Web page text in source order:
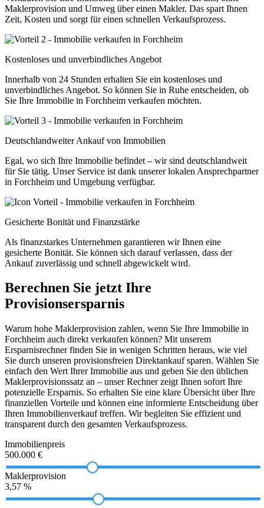
Maklerprovision und Umweg über einen Makler. Das spart Ihnen
Zeit, Kosten und sorgt für einen schnellen Verkaufsprozess.
Kostenloses und unverbindliches Angebot
Innerhalb von 24 Stunden erhalten Sie ein kostenloses und
unverbindliches Angebot. So können Sie in Ruhe entscheiden, ob
Sie Ihre Immobilie in Forchheim verkaufen möchten.
Deutschlandweiter Ankauf von Immobilien
Egal, wo sich Ihre Immobilie befindet – wir sind deutschlandweit
für Sie tätig. Unser Service ist dank unserer lokalen Ansprechpartner
in Forchheim und Umgebung verfügbar.
Gesicherte Bonität und Finanzstärke
Als finanzstarkes Unternehmen garantieren wir Ihnen eine
gesicherte Bonität. Sie können sich darauf verlassen, dass der
Ankauf zuverlässig und schnell abgewickelt wird.
Berechnen Sie jetzt Ihre
Provisionsersparnis
Warum hohe Maklerprovision zahlen, wenn Sie Ihre Immobilie in
Forchheim auch direkt verkaufen können? Mit unserem
Ersparnisrechner finden Sie in wenigen Schritten heraus, wie viel
Sie durch unseren provisionsfreien Direktankauf sparen. Wählen Sie
einfach den Wert Ihrer Immobilie aus und geben Sie den üblichen
Maklerprovisionssatz an – unser Rechner zeigt Ihnen sofort Ihre
potenzielle Ersparnis. So erhalten Sie eine klare Übersicht über Ihre
finanziellen Vorteile und können eine informierte Entscheidung über
Ihren Immobilienverkauf treffen. Wir begleiten Sie effizient und
transparent durch den gesamten Verkaufsprozess.
Immobilienpreis
500.000 €
Maklerprovision
3,57 %